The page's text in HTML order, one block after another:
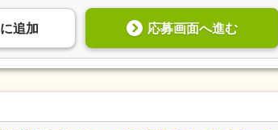
に追加 応募画面へ進む